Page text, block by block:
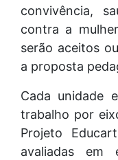
convivência,
contra a
serão aceitos
a proposta
Cada unidade
trabalho por
Projeto
avaliadas em